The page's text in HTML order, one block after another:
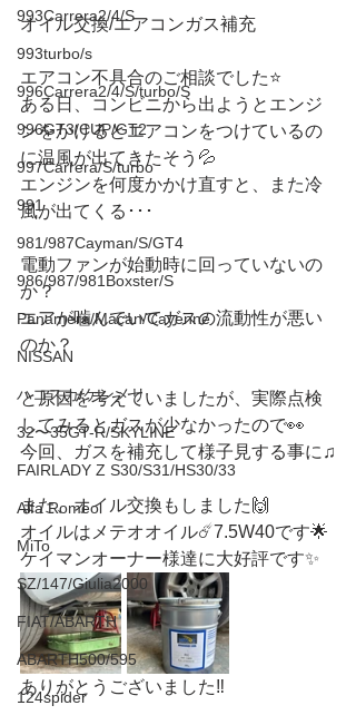
993Carrera2/4/S
993turbo/s
996Carrera2/4/S/turbo/S
996GT3/CUP/GT2
997Carrera/S/turbo
991
981/987Cayman/S/GT4
986/987/981Boxster/S
Panamera/Macan/Cayenne
NISSAN
ハコスカ/ケンメリ
32〜35GT-R/SKYLINE
FAIRLADY Z S30/S31/HS30/33
Alfa Romeo
MiTo
SZ/147/Giulia2000
FIAT/ABARTH
ABARTH500/595
124spider
オイル交換/エアコンガス補充
エアコン不具合のご相談でした⭐️
ある日、コンビニから出ようとエンジ
ンをかけるとエアコンをつけているの
に温風が出てきたそう💦
エンジンを何度かかけ直すと、また冷
風が出てくる･･･
電動ファンが始動時に回っていないの
か？
エアが噛んでいてガスの流動性が悪い
のか？
と原因を考えていましたが、実際点検
してみるとガスが少なかったので👀
今回、ガスを補充して様子見する事に♫
また、オイル交換もしました🙌
オイルはメテオオイル☄️7.5W40です🌟
ケイマンオーナー様達に大好評です✨
ありがとうございました‼️